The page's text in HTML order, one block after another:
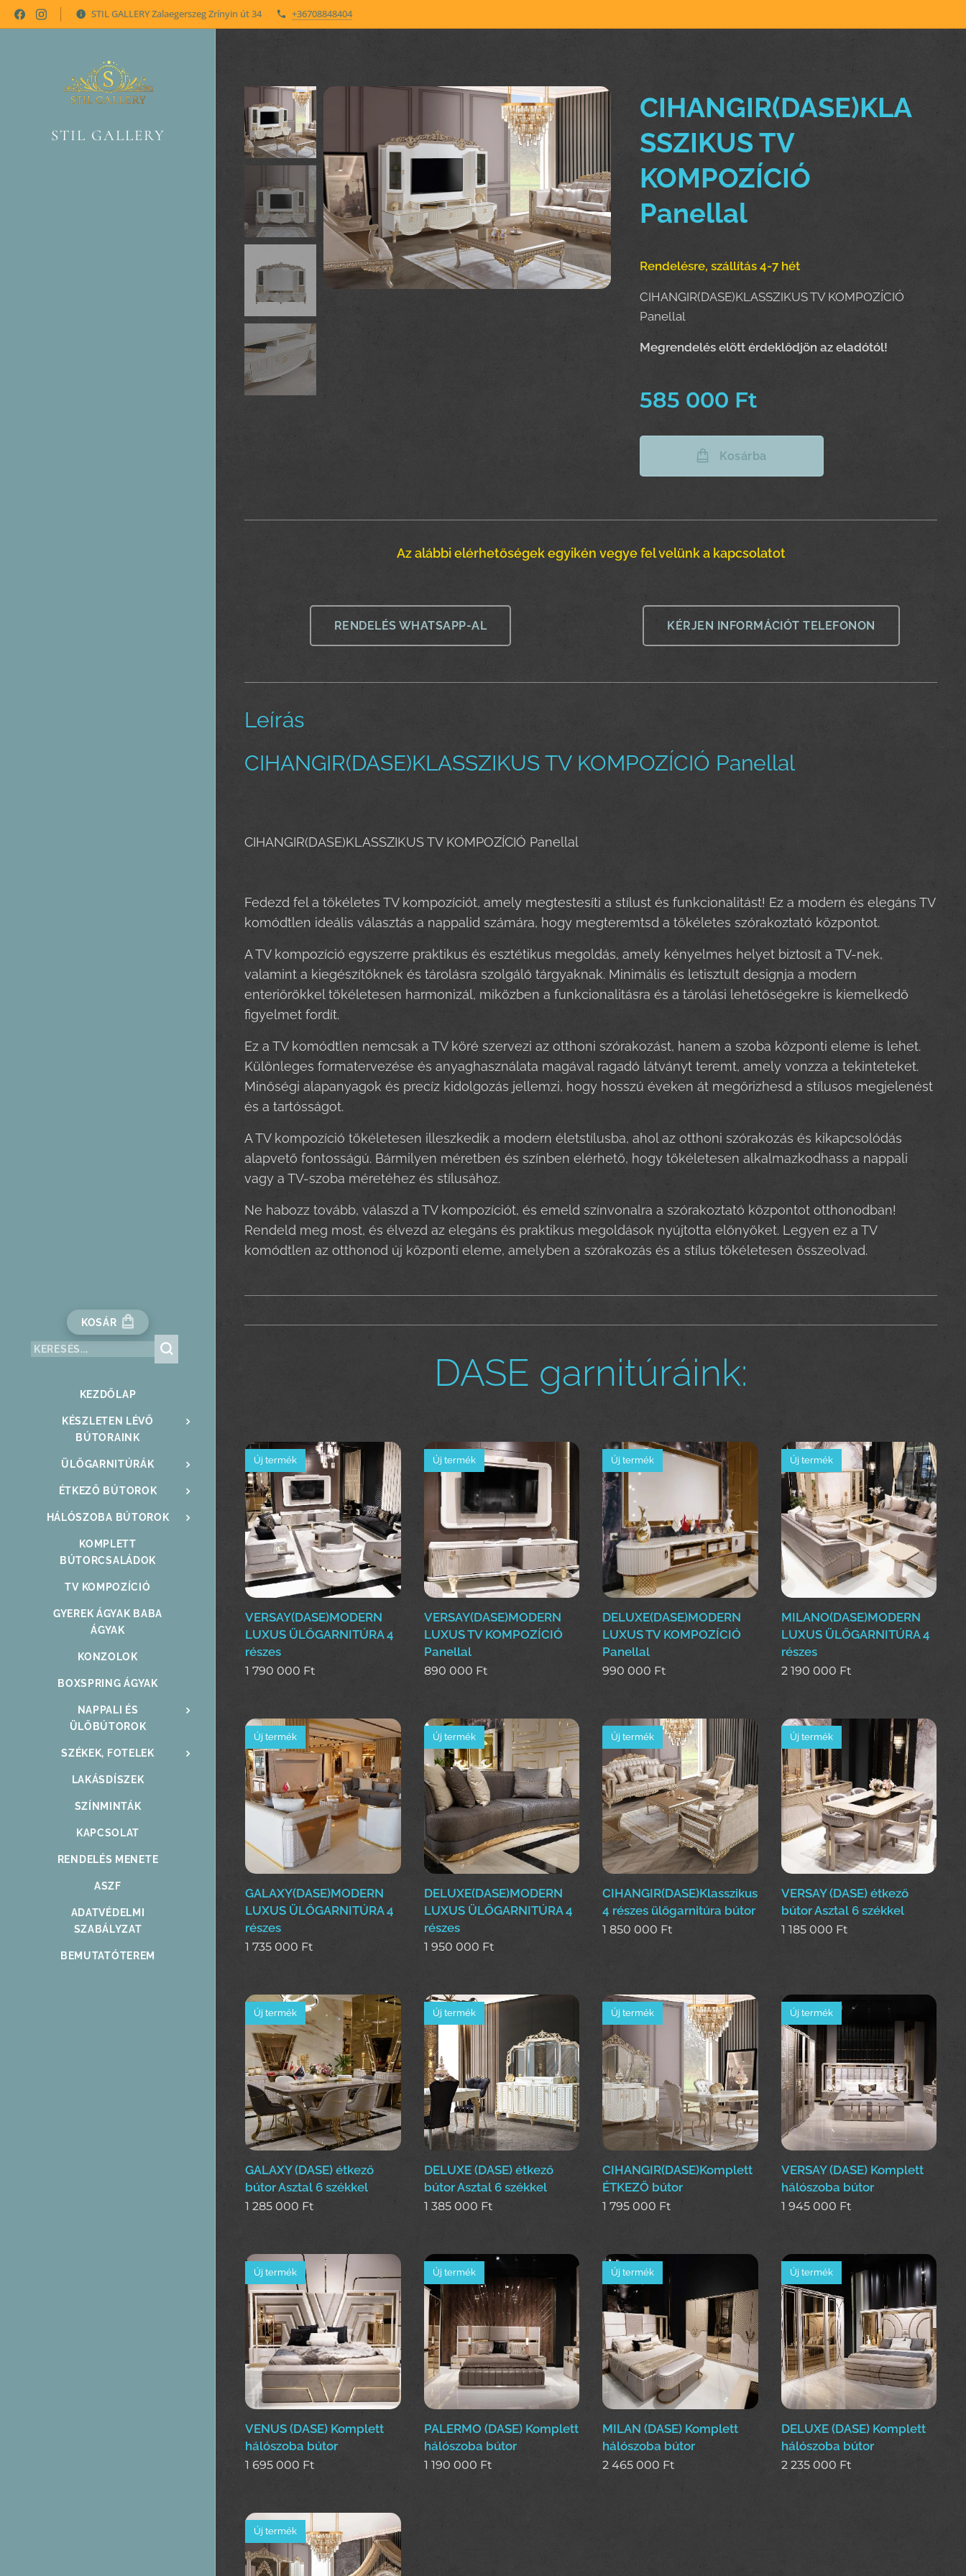
STIL GALLERY Zalaegerszeg Zrínyin út 34 +36708848404
STIL GALLERY
KOSÁR
KEZDŐLAP
KÉSZLETEN LÉVŐ
BÚTORAINK
ÜLŐGARNITÚRÁK
ÉTKEZŐ BÚTOROK
HÁLÓSZOBA BÚTOROK
KOMPLETT
BÚTORCSALÁDOK
TV KOMPOZÍCIÓ
GYEREK ÁGYAK BABA
ÁGYAK
KONZOLOK
BOXSPRING ÁGYAK
NAPPALI ÉS
ÜLŐBÚTOROK
SZÉKEK, FOTELEK
LAKÁSDÍSZEK
SZÍNMINTÁK
KAPCSOLAT
RENDELÉS MENETE
ASZF
ADATVÉDELMI
SZABÁLYZAT
BEMUTATÓTEREM
CIHANGIR(DASE)KLA
SSZIKUS TV
KOMPOZÍCIÓ
Panellal
Rendelésre, szállítás 4-7 hét
CIHANGIR(DASE)KLASSZIKUS TV KOMPOZÍCIÓ
Panellal
Megrendelés elött érdeklődjön az eladótól!
585 000 Ft
Kosárba
Az alábbi elérhetőségek egyikén vegye fel velünk a kapcsolatot
RENDELÉS WHATSAPP-AL KÉRJEN INFORMÁCIÓT TELEFONON
Leírás
CIHANGIR(DASE)KLASSZIKUS TV KOMPOZÍCIÓ Panellal
CIHANGIR(DASE)KLASSZIKUS TV KOMPOZÍCIÓ Panellal
Fedezd fel a tökéletes TV kompozíciót, amely megtestesíti a stílust és funkcionalitást! Ez a modern és elegáns TV
komódtlen ideális választás a nappalid számára, hogy megteremtsd a tökéletes szórakoztató központot.
A TV kompozíció egyszerre praktikus és esztétikus megoldás, amely kényelmes helyet biztosít a TV-nek,
valamint a kiegészítőknek és tárolásra szolgáló tárgyaknak. Minimális és letisztult designja a modern
enteriőrökkel tökéletesen harmonizál, miközben a funkcionalitásra és a tárolási lehetőségekre is kiemelkedő
figyelmet fordít.
Ez a TV komódtlen nemcsak a TV köré szervezi az otthoni szórakozást, hanem a szoba központi eleme is lehet.
Különleges formatervezése és anyaghasználata magával ragadó látványt teremt, amely vonzza a tekinteteket.
Minőségi alapanyagok és precíz kidolgozás jellemzi, hogy hosszú éveken át megőrizhesd a stílusos megjelenést
és a tartósságot.
A TV kompozíció tökéletesen illeszkedik a modern életstílusba, ahol az otthoni szórakozás és kikapcsolódás
alapvető fontosságú. Bármilyen méretben és színben elérhető, hogy tökéletesen alkalmazkodhass a nappali
vagy a TV-szoba méretéhez és stílusához.
Ne habozz tovább, válaszd a TV kompozíciót, és emeld színvonalra a szórakoztató központot otthonodban!
Rendeld meg most, és élvezd az elegáns és praktikus megoldások nyújtotta előnyöket. Legyen ez a TV
komódtlen az otthonod új központi eleme, amelyben a szórakozás és a stílus tökéletesen összeolvad.
DASE garnitúráink:
VERSAY(DASE)MODERN
LUXUS ÜLŐGARNITÚRA 4
részes
Új termék
1 790 000 Ft
VERSAY(DASE)MODERN
LUXUS TV KOMPOZÍCIÓ
Panellal
Új termék
890 000 Ft
DELUXE(DASE)MODERN
LUXUS TV KOMPOZÍCIÓ
Panellal
Új termék
990 000 Ft
MILANO(DASE)MODERN
LUXUS ÜLŐGARNITÚRA 4
részes
Új termék
2 190 000 Ft
GALAXY(DASE)MODERN
LUXUS ÜLŐGARNITÚRA 4
részes
Új termék
1 735 000 Ft
DELUXE(DASE)MODERN
LUXUS ÜLŐGARNITÚRA 4
részes
Új termék
1 950 000 Ft
CIHANGIR(DASE)Klasszikus
4 részes ülőgarnitúra bútor
Új termék
1 850 000 Ft
VERSAY (DASE) étkező
bútor Asztal 6 székkel
Új termék
1 185 000 Ft
GALAXY (DASE) étkező
bútor Asztal 6 székkel
Új termék
1 285 000 Ft
DELUXE (DASE) étkező
bútor Asztal 6 székkel
Új termék
1 385 000 Ft
CIHANGIR(DASE)Komplett
ÉTKEZŐ bútor
Új termék
1 795 000 Ft
VERSAY (DASE) Komplett
hálószoba bútor
Új termék
1 945 000 Ft
VENUS (DASE) Komplett
hálószoba bútor
Új termék
1 695 000 Ft
PALERMO (DASE) Komplett
hálószoba bútor
Új termék
1 190 000 Ft
MILAN (DASE) Komplett
hálószoba bútor
Új termék
2 465 000 Ft
DELUXE (DASE) Komplett
hálószoba bútor
Új termék
2 235 000 Ft
Új termék